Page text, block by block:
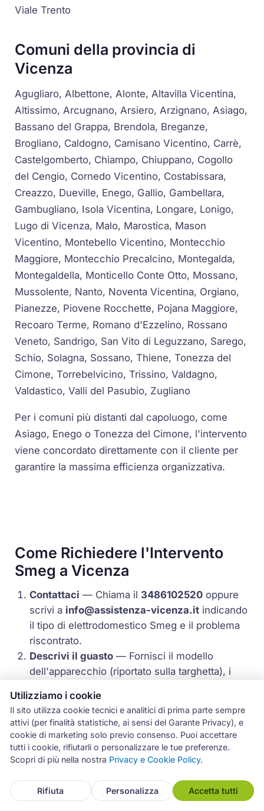
Viale Trento
Comuni della provincia di
Vicenza
Agugliaro, Albettone, Alonte, Altavilla Vicentina,
Altissimo, Arcugnano, Arsiero, Arzignano, Asiago,
Bassano del Grappa, Brendola, Breganze,
Brogliano, Caldogno, Camisano Vicentino, Carrè,
Castelgomberto, Chiampo, Chiuppano, Cogollo
del Cengio, Cornedo Vicentino, Costabissara,
Creazzo, Dueville, Enego, Gallio, Gambellara,
Gambugliano, Isola Vicentina, Longare, Lonigo,
Lugo di Vicenza, Malo, Marostica, Mason
Vicentino, Montebello Vicentino, Montecchio
Maggiore, Montecchio Precalcino, Montegalda,
Montegaldella, Monticello Conte Otto, Mossano,
Mussolente, Nanto, Noventa Vicentina, Orgiano,
Pianezze, Piovene Rocchette, Pojana Maggiore,
Recoaro Terme, Romano d'Ezzelino, Rossano
Veneto, Sandrigo, San Vito di Leguzzano, Sarego,
Schio, Solagna, Sossano, Thiene, Tonezza del
Cimone, Torrebelvicino, Trissino, Valdagno,
Valdastico, Valli del Pasubio, Zugliano
Per i comuni più distanti dal capoluogo, come
Asiago, Enego o Tonezza del Cimone, l'intervento
viene concordato direttamente con il cliente per
garantire la massima efficienza organizzativa.
Come Richiedere l'Intervento
Smeg a Vicenza
Contattaci — Chiama il 3486102520 oppure
scrivi a info@assistenza-vicenza.it indicando
il tipo di elettrodomestico Smeg e il problema
riscontrato.
Descrivi il guasto — Fornisci il modello
dell'apparecchio (riportato sulla targhetta), i
eventuali codici di errore visualizzati sul
display.
Fissa l'appuntamento — Il nostro operatore ti
propone la prima data utile, generalmente
entro 24-48 ore dalla chiamata.
Diagnosi in loco— Il tecnico ARCHIMEDE
ispeziona l'elettrodomestico, identifica il
Utilizziamo i cookie
Il sito utilizza cookie tecnici e analitici di prima parte sempre
attivi (per finalità statistiche, ai sensi del Garante Privacy), e
cookie di marketing solo previo consenso. Puoi accettare
tutti i cookie, rifiutarli o personalizzare le tue preferenze.
Scopri di più nella nostra Privacy e Cookie Policy.
Rifiuta Personalizza Accetta tutti